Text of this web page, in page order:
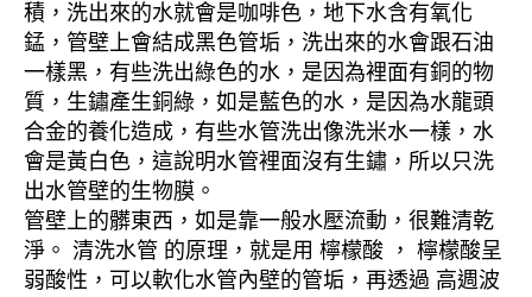
積，洗出來的水就會是咖啡色，地下水含有氧化
錳，管壁上會結成黑色管垢，洗出來的水會跟石油
一樣黑，有些洗出綠色的水，是因為裡面有銅的物
質，生鏽產生銅綠，如是藍色的水，是因為水龍頭
合金的養化造成，有些水管洗出像洗米水一樣，水
會是黃白色，這說明水管裡面沒有生鏽，所以只洗
出水管壁的生物膜。
管壁上的髒東西，如是靠一般水壓流動，很難清乾
淨。 清洗水管 的原理，就是用 檸檬酸 ， 檸檬酸呈
弱酸性，可以軟化水管內壁的管垢，再透過 高週波